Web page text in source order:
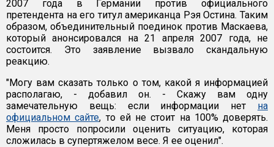
2007 года в Германии против официального
претендента на его титул американца Рэя Остина. Таким
образом, объединительный поединок против Маскаева,
который анонсировался на 21 апреля 2007 года, не
состоится. Это заявление вызвало скандальную
реакцию.
"Могу вам сказать только о том, какой я информацией
располагаю, - добавил он. - Скажу вам одну
замечательную вещь: если информации нет на
официальном сайте, то ей не стоит на 100% доверять.
Меня просто попросили оценить ситуацию, которая
сложилась в супертяжелом весе. Я ее оценил".